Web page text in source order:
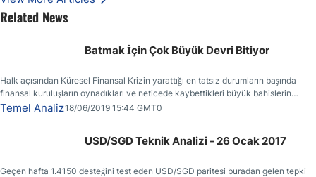
Related News
Batmak İçin Çok Büyük Devri Bitiyor
Halk açısından Küresel Finansal Krizin yarattığı en tatsız durumların başında
finansal kuruluşların oynadıkları ve neticede kaybettikleri büyük bahislerin
faturasının kendilerine (vergi ödeyenlere) kesilmiş olmasıdır.
Temel Analiz18/06/2019 15:44 GMT0
USD/SGD Teknik Analizi - 26 Ocak 2017
Geçen hafta 1.4150 desteğini test eden USD/SGD paritesi buradan gelen tepki